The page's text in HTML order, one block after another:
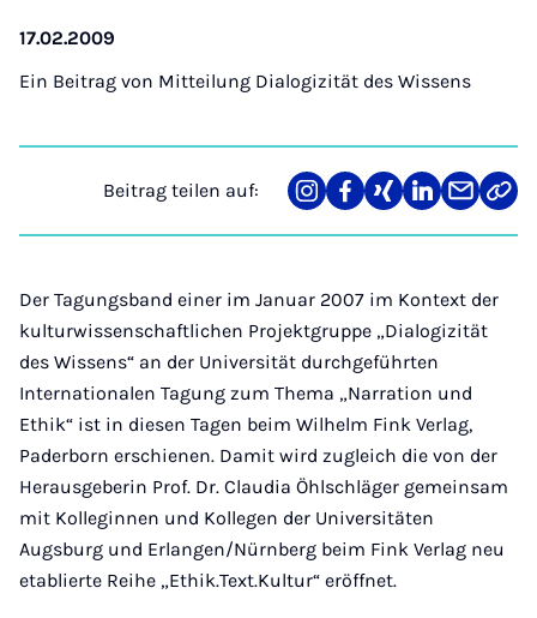
17.02.2009
Ein Beitrag von Mitteilung Dialogizität des Wissens
Beitrag teilen auf:
Teilen
auf
Teilen
auf
Teilen
auf
Teilen
auf
Teilen
über
Mail
Link
Der Tagungsband einer im Januar 2007 im Kontext der
kulturwissenschaftlichen Projektgruppe „Dialogizität
des Wissens“ an der Universität durchgeführten
Internationalen Tagung zum Thema „Narration und
Ethik“ ist in diesen Tagen beim Wilhelm Fink Verlag,
Paderborn erschienen. Damit wird zugleich die von der
Herausgeberin Prof. Dr. Claudia Öhlschläger gemeinsam
mit Kolleginnen und Kollegen der Universitäten
Augsburg und Erlangen/Nürnberg beim Fink Verlag neu
etablierte Reihe „Ethik.Text.Kultur“ eröffnet.